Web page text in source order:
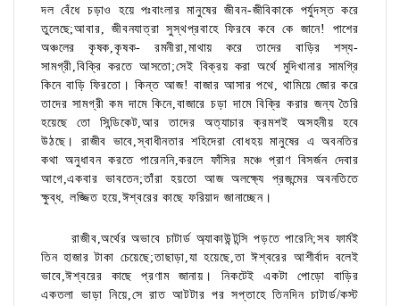
দল বেঁধে চড়াও হয়ে পঃবাংলার মানুষের জীবন-জীবিকাকে পর্যুদস্ত করে
তুলেছে;আবার, জীবনযাত্রা সুস্থপ্রবাহে ফিরবে কবে কে জানে! পাশের
অঞ্চলের কৃষক,কৃষক- রমনীরা,মাথায় করে তাদের বাড়ির শস্য-
সামগ্রী,বিক্রি করতে আসতো;সেই বিক্রয় করা অর্থে মুদিখানার সামগ্রি
কিনে বাড়ি ফিরতো। কিন্ত আজ! বাজার আসার পথে, থামিয়ে জোর করে
তাদের সামগ্রী কম দামে কিনে,বাজারে চড়া দামে বিক্রি করার জন্য তৈরি
হয়েছে তো সিন্ডিকেট,আর তাদের অত্যাচার ক্রমশই অসহনীয় হবে
উঠছে। রাজীব ভাবে,স্বাধীনতার শহিদেরা বোধহয় মানুষের এ অবনতির
কথা অনুধাবন করতে পারেননি,করলে ফাঁসির মঞ্চে প্রাণ বিসর্জন দেবার
আগে,একবার ভাবতেন;তাঁরা হয়তো আজ অলক্ষ্যে প্রজন্মের অবনতিতে
ক্ষুব্ধ, লজ্জিত হয়ে,ঈশ্বরের কাছে ফরিয়াদ জানাচ্ছেন।
রাজীব,অর্থের অভাবে চাটার্ড অ্যাকাউন্টন্সি পড়তে পারেনি;সব ফার্মই
তিন হাজার টাকা চেয়েছে;তাছাড়া,যা হয়েছে,তা ঈশ্বরের আশীর্বাদ বলেই
ভাবে,ঈশ্বরের কাছে প্রণাম জানায়। নিকটেই একটা পোড়ো বাড়ির
একতলা ভাড়া নিয়ে,সে রাত আটটার পর সপ্তাহে তিনদিন চাটার্ড/কস্ট